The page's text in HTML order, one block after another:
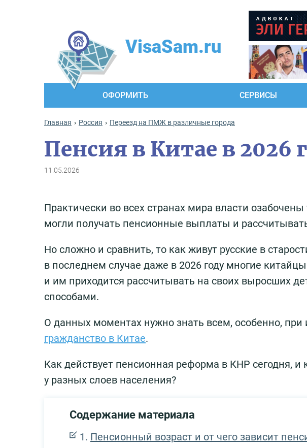
VisaSam.ru
ОФОРМИТЬ СЕРВИСЫ
Главная Россия Переезд на ПМЖ в различные города
Пенсия в Китае в 2026
11.05.2026
Практически во всех странах мира власти
могли получать пенсионные выплаты и
Но сложно и сравнить, то как живут русские в
в последнем случае даже в 2026 году многие
и им приходится рассчитывать на своих выросших
способами.
О данных моментах нужно знать всем, особенно,
гражданство в Китае.
Как действует пенсионная реформа в КНР сегодня, и
у разных слоев населения?
Содержание материала
Пенсионный возраст и от чего зависит